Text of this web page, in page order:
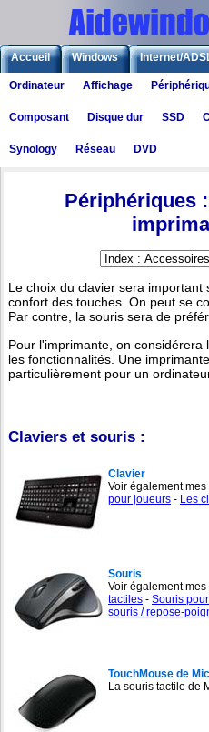
Accueil Windows Internet/
Logiciels Liens Jeux
Ordinateur Affichage
Composant Disque dur SSD
Synology Réseau DVD
Périphériques
Le choix du clavier sera
confort des touches. On peut se
Par contre, la souris sera de
Pour l'imprimante, on
les fonctionnalités. Une
particulièrement pour un
Claviers et souris :
Clavier
Voir également mes
pour joueurs - Les
Souris
Voir également mes
tactiles - Souris
souris / repose-
TouchMouse de
La souris tactile de